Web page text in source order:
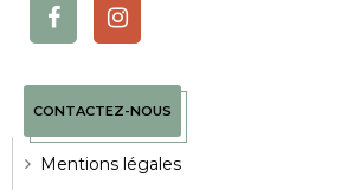
CONTACTEZ-NOUS
Mentions légales